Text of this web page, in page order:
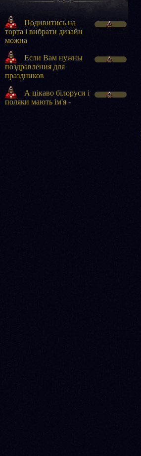
Подивитись на
торта і вибрати дизайн
можна
Если Вам нужны
поздравления для
праздников
А цікаво білоруси і
поляки мають ім'я -